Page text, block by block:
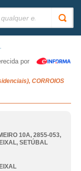
por
CORROIOS
10A, 2855-053,
, SETÚBAL